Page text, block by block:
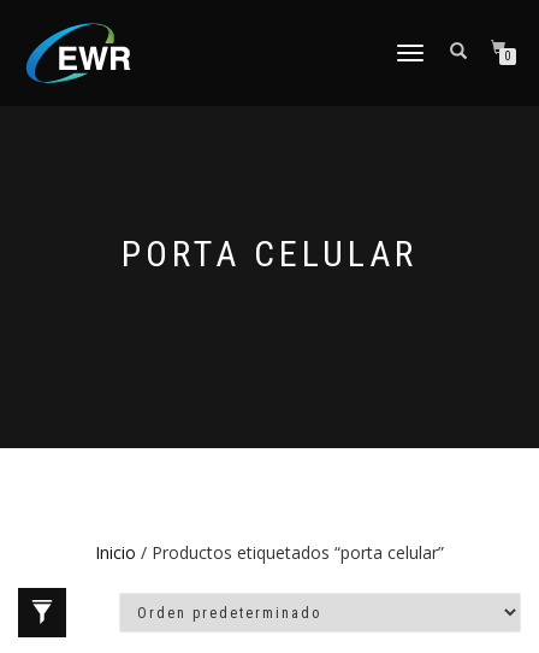
CAMBIAR
0
PORTA CELULAR
Inicio / Productos etiquetados “porta celular”